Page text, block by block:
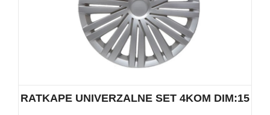
RATKAPE UNIVERZALNE SET 4KOM DIM:15